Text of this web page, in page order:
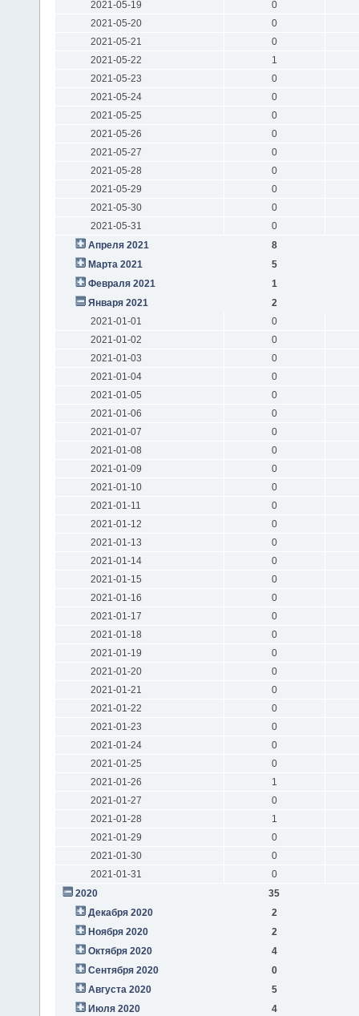
2021-05-19
0
2021-05-20
0
2021-05-21
0
2021-05-22
1
2021-05-23
0
2021-05-24
0
2021-05-25
0
2021-05-26
0
2021-05-27
0
2021-05-28
0
2021-05-29
0
2021-05-30
0
2021-05-31
0
Апреля 2021
8
Марта 2021
5
Февраля 2021
1
Января 2021
2
2021-01-01
0
2021-01-02
0
2021-01-03
0
2021-01-04
0
2021-01-05
0
2021-01-06
0
2021-01-07
0
2021-01-08
0
2021-01-09
0
2021-01-10
0
2021-01-11
0
2021-01-12
0
2021-01-13
0
2021-01-14
0
2021-01-15
0
2021-01-16
0
2021-01-17
0
2021-01-18
0
2021-01-19
0
2021-01-20
0
2021-01-21
0
2021-01-22
0
2021-01-23
0
2021-01-24
0
2021-01-25
0
2021-01-26
1
2021-01-27
0
2021-01-28
1
2021-01-29
0
2021-01-30
0
2021-01-31
0
2020
35
Декабря 2020
2
Ноября 2020
2
Октября 2020
4
Сентября 2020
0
Августа 2020
5
Июля 2020
4